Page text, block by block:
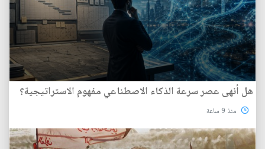
هل أنهى عصر سرعة الذكاء الاصطناعي مفهوم الاستراتيجية؟
منذ 9 ساعة